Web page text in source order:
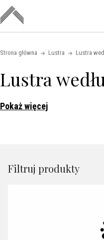
Skip to content
Main mobile navigation
Strona główna Lustra Lustra
Lustra
Pokaż więcej
Filtruj produkty